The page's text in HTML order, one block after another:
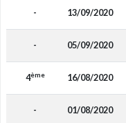
- 13/09/2020
- 05/09/2020
4ème 16/08/2020
- 01/08/2020